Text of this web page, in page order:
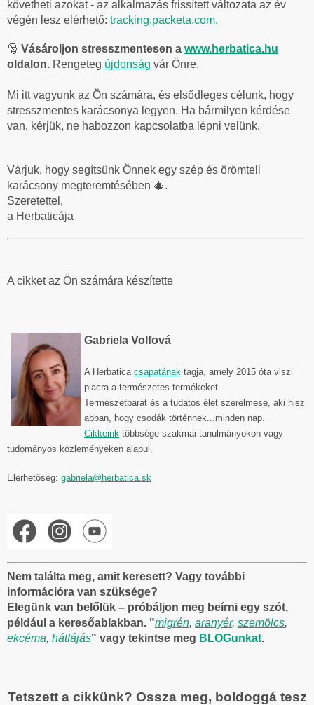
követheti azokat - az alkalmazás frissített változata az év
végén lesz elérhető: tracking.packeta.com.
🎅 Vásároljon stresszmentesen a www.herbatica.hu
oldalon. Rengeteg újdonság vár Önre.
Mi itt vagyunk az Ön számára, és elsődleges célunk, hogy
stresszmentes karácsonya legyen. Ha bármilyen kérdése
van, kérjük, ne habozzon kapcsolatba lépni velünk.
Várjuk, hogy segítsünk Önnek egy szép és örömteli
karácsony megteremtésében 🎄.
Szeretettel,
a Herbaticája
A cikket az Ön számára készítette
Gabriela Volfová
A Herbatica csapatának tagja, amely 2015 óta viszi
piacra a természetes termékeket.
Természetbarát és a tudatos élet szerelmese, aki hisz
abban, hogy csodák történnek...minden nap.
Cikkeink többsége szakmai tanulmányokon vagy
tudományos közleményeken alapul.
Elérhetőség: gabriela@herbatica.sk
Nem találta meg, amit keresett? Vagy további
információra van szüksége?
Elegünk van belőlük – próbáljon meg beírni egy szót,
például a keresőablakban. "migrén, aranyér, szemölcs,
ekcéma, hátfájás" vagy tekintse meg BLOGunkat.
Tetszett a cikkünk? Ossza meg, boldoggá tesz